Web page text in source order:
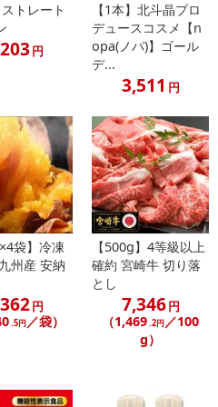
トレート
円
【1本】北斗晶プロ
デュースコスメ【n
opa(ノパ)】ゴール
デ...
3,511 円
袋】冷凍
州産 安納
円
.5円 ／袋）
【500g】4等級以上
確約 宮崎牛 切り落
とし
7,346円
（1,469.2円 ／100
g）